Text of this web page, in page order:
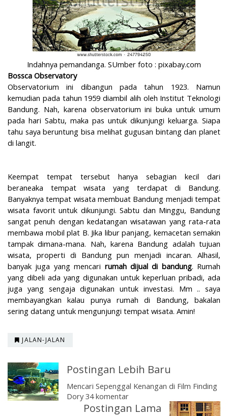
Indahnya pemandanga. SUmber foto : pixabay.com
Bossca Observatory
Observatorium ini dibangun pada tahun 1923. Namun
kemudian pada tahun 1959 diambil alih oleh Institut Teknologi
Bandung. Nah, karena observatorium ini buka untuk umum
pada hari Sabtu, maka pas untuk dikunjungi keluarga. Siapa
tahu saya beruntung bisa melihat gugusan bintang dan planet
di langit.
Keempat tempat tersebut hanya sebagian kecil dari
beraneaka tempat wisata yang terdapat di Bandung.
Banyaknya tempat wisata membuat Bandung menjadi tempat
wisata favorit untuk dikunjungi. Sabtu dan Minggu, Bandung
sangat penuh dengan kedatangan wisatawan yang rata-rata
membawa mobil plat B. Jika libur panjang, kemacetan semakin
tampak dimana-mana. Nah, karena Bandung adalah tujuan
wisata, properti di Bandung pun menjadi incaran. Alhasil,
banyak juga yang mencari rumah dijual di bandung. Rumah
yang dibeli ada yang digunakan untuk keperluan pribadi, ada
juga yang sengaja digunakan untuk investasi. Mm .. saya
membayangkan kalau punya rumah di Bandung, bakalan
sering datang untuk mengunjungi tempat wisata. Amin!
JALAN-JALAN
Postingan Lebih Baru
Mencari Sepenggal Kenangan di Film Finding
Dory 34 komentar
Postingan Lama